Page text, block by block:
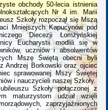
obchody 50-lecia istnienia
Nr 4 im. Marii
Szkoły rozpoczął się Mszą
Mniejszych Kapucynów pod
Diecezji Łomżyńskiej
Eucharystii modlili się w
uczniów i absolwentów
Mszę Świętą obecni byli
Andrzej Borkowski oraz ojciec
sprawowanej Mszy Świętej
i nauczycieli naszej Szkoły.
Szkoły połączonej z
maturzystom udział wzięli
zaprzyjaźnionych